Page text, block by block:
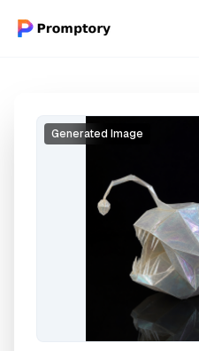
Generated Image